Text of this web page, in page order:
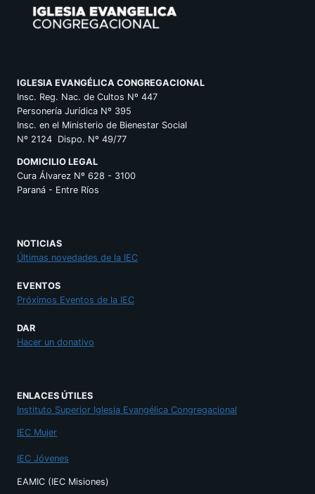
IGLESIA EVANGÉLICA CONGREGACIONAL
Insc. Reg. Nac. de Cultos Nº 447
Personería Jurídica Nº 395
Insc. en el Ministerio de Bienestar Social
Nº 2124 Dispo. Nº 49/77
DOMICILIO LEGAL
Cura Álvarez Nº 628 - 3100
Paraná - Entre Ríos
NOTICIAS
Últimas novedades de la IEC
EVENTOS
Próximos Eventos de la IEC
DAR
Hacer un donativo
ENLACES ÚTILES
Instituto Superior Iglesia Evangélica Congregacional
IEC Mujer
IEC Jóvenes
EAMIC (IEC Misiones)